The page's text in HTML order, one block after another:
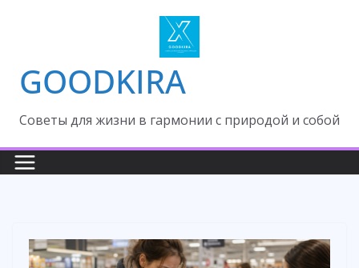
GOODKIRA
Cоветы для жизни в гармонии с природой и собой